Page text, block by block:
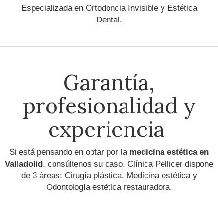
Especializada en Ortodoncia Invisible y Estética
Dental.
Garantía,
profesionalidad y
experiencia
Si está pensando en optar por la medicina estética en
Valladolid, consúltenos su caso. Clínica Pellicer dispone
de 3 áreas: Cirugía plástica, Medicina estética y
Odontología estética restauradora.